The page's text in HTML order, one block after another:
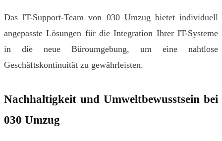
Das IT-Support-Team von 030 Umzug bietet individuell
angepasste Lösungen für die Integration Ihrer IT-Systeme
in die neue Büroumgebung, um eine nahtlose
Geschäftskontinuität zu gewährleisten.
Nachhaltigkeit und Umweltbewusstsein bei
030 Umzug